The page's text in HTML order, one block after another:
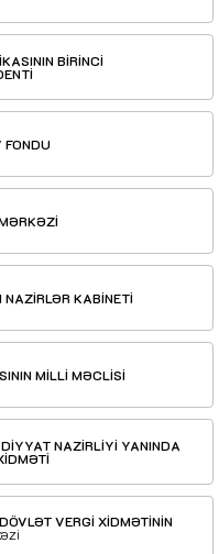
BİRİNCİ
KABİNETİ
MİLLİ MƏCLİSİ
NAZİRLİYİ YANINDA
VERGİ XİDMƏTİNİN